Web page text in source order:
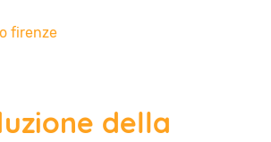
firenze
della